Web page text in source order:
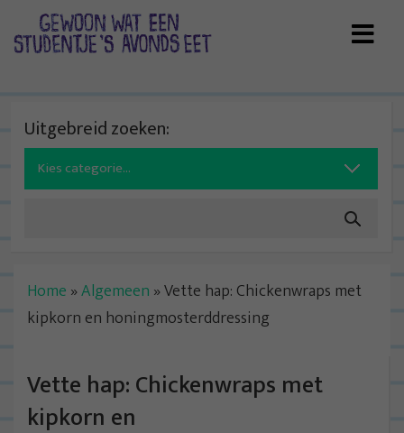
Uitgebreid zoeken:
Search
for:
Home »Algemeen »Vette hap: Chickenwraps met
kipkorn en honingmosterddressing
Vette hap: Chickenwraps met
kipkorn en